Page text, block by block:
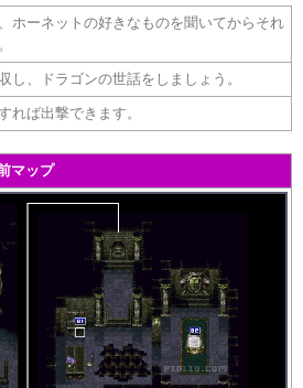
ホーネットの好きなものを聞いてからそれ
し、ドラゴンの世話をしましょう。
れば出撃できます。
マップ